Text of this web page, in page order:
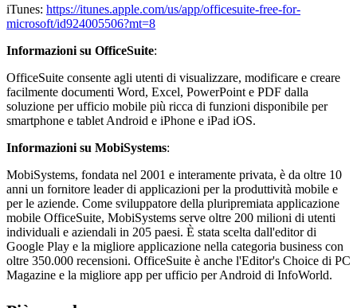
iTunes: https://itunes.apple.com/us/app/officesuite-free-for-
microsoft/id924005506?mt=8
Informazioni su OfficeSuite:
OfficeSuite consente agli utenti di visualizzare, modificare e creare
facilmente documenti Word, Excel, PowerPoint e PDF dalla
soluzione per ufficio mobile più ricca di funzioni disponibile per
smartphone e tablet Android e iPhone e iPad iOS.
Informazioni su MobiSystems:
MobiSystems, fondata nel 2001 e interamente privata, è da oltre 10
anni un fornitore leader di applicazioni per la produttività mobile e
per le aziende. Come sviluppatore della pluripremiata applicazione
mobile OfficeSuite, MobiSystems serve oltre 200 milioni di utenti
individuali e aziendali in 205 paesi. È stata scelta dall'editor di
Google Play e la migliore applicazione nella categoria business con
oltre 350.000 recensioni. OfficeSuite è anche l'Editor's Choice di PC
Magazine e la migliore app per ufficio per Android di InfoWorld.